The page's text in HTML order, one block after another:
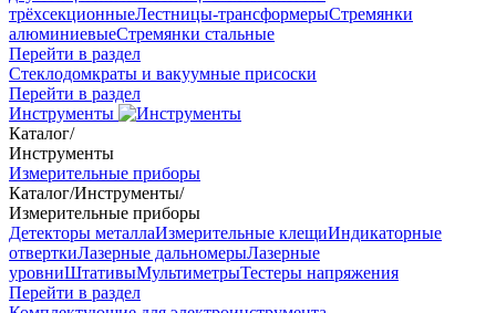
трёхсекционныеЛестницы-трансформерыСтремянки
алюминиевыеСтремянки стальные
Перейти в раздел
Стеклодомкраты и вакуумные присоски
Перейти в раздел
Инструменты
Каталог/
Инструменты
Измерительные приборы
Каталог/Инструменты/
Измерительные приборы
Детекторы металлаИзмерительные клещиИндикаторные
отверткиЛазерные дальномерыЛазерные
уровниШтативыМультиметрыТестеры напряжения
Перейти в раздел